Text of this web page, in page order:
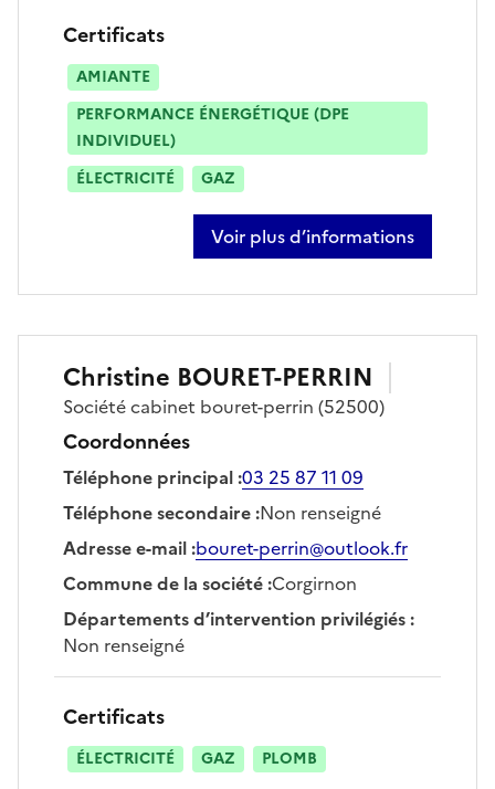
Certificats
AMIANTE
PERFORMANCE ÉNERGÉTIQUE (DPE
INDIVIDUEL)
ÉLECTRICITÉ
GAZ
Voir plus d’informations
sur cyril mosca
Christine BOURET-PERRIN
Sociétécabinet bouret-perrin (52500)
Coordonnées
Téléphone principal:03 25 87 11 09
Téléphone secondaire:Non renseigné
Adresse e-mail:bouret-perrin@outlook.fr
Commune de la société:Corgirnon
Départements d’intervention privilégiés:
Non renseigné
Certificats
ÉLECTRICITÉ GAZ PLOMB